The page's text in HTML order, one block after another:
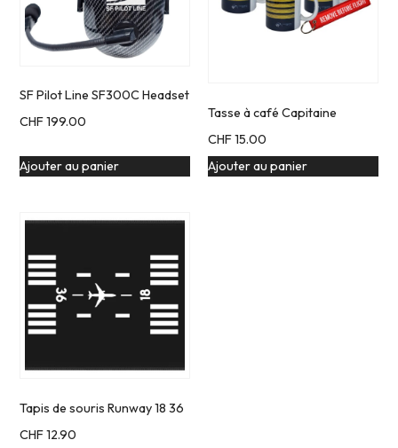
SF Pilot Line SF300C Headset
CHF199.00
Ajouter au panier
Tasse à café Capitaine
CHF15.00
Ajouter au panier
Tapis de souris Runway 18 36
CHF12.90